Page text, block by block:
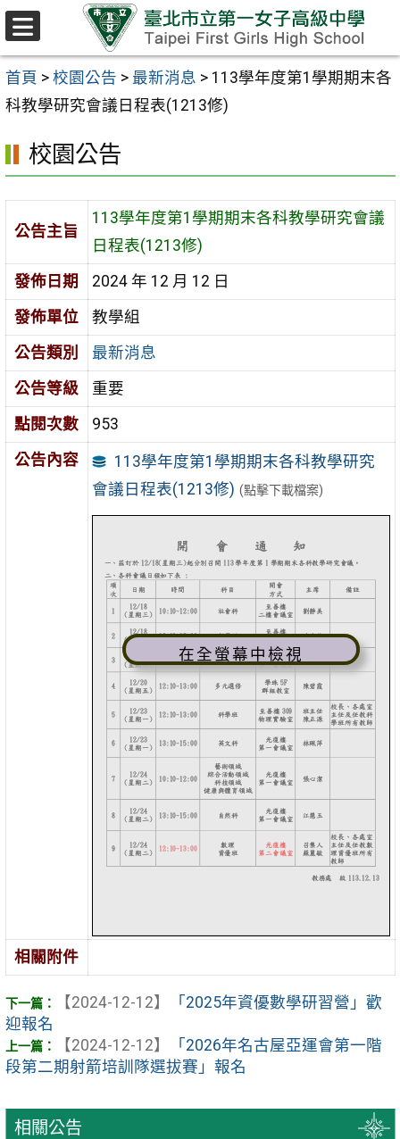
跳至主要內容區
首頁 > 校園公告 > 最新消息 > 113學年度第1學期期末各
科教學研究會議日程表(1213修)
相關公告
校園公告
公告主旨
113學年度第1學期期末各科教學研究會議
日程表(1213修)
發佈日期
2024 年 12 月 12 日
發佈單位
教學組
公告類別
最新消息
公告等級
重要
點閱次數
953
公告內容
113學年度第1學期期末各科教學研究
會議日程表(1213修) (點擊下載檔案)
在全螢幕中檢視
相關附件
【2024-12-12】
「2025年資優數學研習營」歡
迎報名
【2024-12-12】
「2026年名古屋亞運會第一階
段第二期射箭培訓隊選拔賽」報名
選
單